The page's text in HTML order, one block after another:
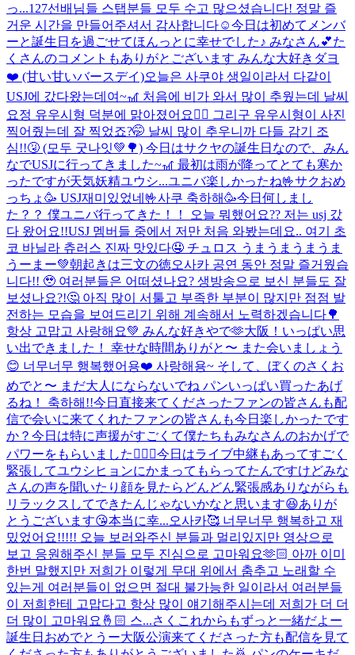
っ...127선배님들 스탭분들 모두 수고 많으셨습니다! 정말 즐
거운 시간을 만들어주셔서 감사합니다☺️今日は初めてメンバ
ーと誕生日を過ごせてほんっとに幸せでした♪ みなさん💕た
くさんのコメントもありがとございます みんな大好きダヨ
❤️ (甘い甘いバースデイ)오늘은 사쿠야 생일이라서 다같이
USJ에 갔다왔는데여~🎢 처음에 비가 와서 많이 추웠는데 날씨
요정 유우시형 덕분에 맑아졌어요🧚‍♂️ 그리구 유우시형이 사진
찍어줬는데 잘 찍었죠?🤭 날씨 많이 추우니까 다들 감기 조
심!!🤧 (모두 굿나잇💚🌳) 今日はサクヤの誕生日なので、みん
なでUSJに行ってきました~🎢 最初は雨が降ってとても寒か
ったですが天気妖精ユウシ...ユニバ楽しかったね🤟サクおめ
っちょ🥳 USJ재미있었네🤟사쿠 축하해🥳今日何しまし
た？？ 僕ユニバ行ってきた！！ 오늘 뭐했어요?? 저는 usj 갔
다 왔어요!!USJ 멤버들 중에서 저만 처음 와봤는데요.. 여기 초
코 바닐라 츄러스 진짜 맛있다🤤 チュロス うまうまうまうま
うーまー💚朝起きは三文の徳오사카 공연 동안 정말 즐거웠습
니다!! 🥹 여러분들은 어떠셨나요? 생방송으로 보신 분들도 잘
보셨나요?!🤔 아직 많이 서툴고 부족한 부분이 많지만 점점 발
전하는 모습을 보여드리기 위해 계속해서 노력하겠습니다🌳
항상 고맙고 사랑해요💚 みんな好きやで🫶大阪！いっぱい思
い出できました！ 幸せな時間ありがと〜 また会いましょう
😊 너무너무 행복했어용❤️ 사랑해용~ そして、ぼくのさくお
めでと〜 まだ大人にならないでね パンいっぱい買ったあげ
るね！ 축하해!!今日直接来てくださったファンの皆さんも配
信で会いに来てくれたファンの皆さんも今日楽しかったです
か？今日は特に声援がすごくて僕たちもみなさんのおかげで
パワーをもらいました🙇🏻‍♂️今日はライブ中継もあってすごく
緊張してユウシヒョンにかまってもらってたんですけどみな
さんの声を聞いたり顔を見たらどんどん緊張感ありながらも
リラックスしてできたんじゃないかなと思います😆ありが
とうございます😘本当に幸...오사카🥰 너무너무 행복하고 재
밌었어요!!!!! 오늘 보러와주신 분들과 멀리있지만 영상으로
보고 응원해주신 분들 모두 진심으로 고마워요🫶🏻 아까 이미
한번 말했지만 저희가 이렇게 무대 위에서 춤추고 노래할 수
있는게 여러분들이 없으면 절대 불가능한 일이라서 여러분들
이 저희한테 고맙다고 항상 많이 얘기해주시는데 저희가 더 더
더 많이 고마워요🤞🏻 스...さくこれからもずっと一緒だよー
誕生日おめでとうー大阪公演来てくださった方も配信を見て